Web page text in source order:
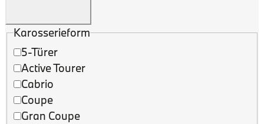
Karosserieform
5-Türer
Active Tourer
Cabrio
Coupe
Gran Coupe